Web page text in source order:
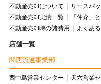
不動産売却について リースバ
不動産売却実績一覧
「仲介」
不動産売却時の諸費用
よくあ
店舗一覧
関西流通事業部
西中島営業センター 天六営業